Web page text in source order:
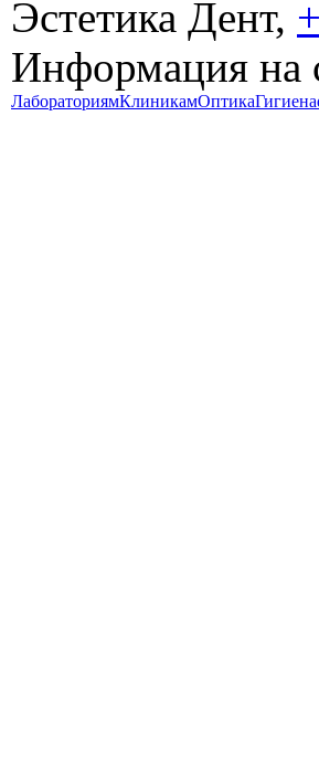
Эстетика Дент,
Информация на
ЛабораториямКлиникамОптикаГигиена